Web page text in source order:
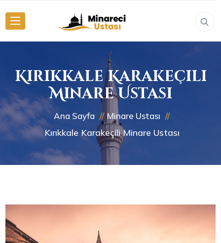
Kırıkkale Karakeçili
Minare Ustası
Ana Sayfa Minare Ustası
Kırıkkale Karakeçili Minare Ustası